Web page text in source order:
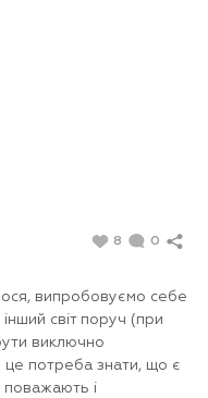
8 0
випробовуємо себе
світ поруч (при
виключно
потреба знати, що є
поважають і